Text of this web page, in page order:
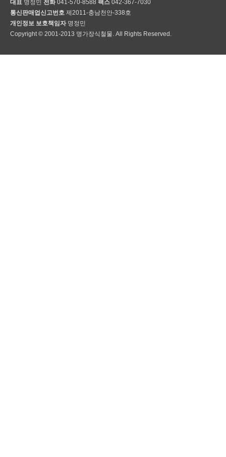
대표 명정민 전화 041-570-8588 팩스 042-367-7030
통신판매업신고번호 제2011-충남천안-338호
개인정보 보호책임자 명정민
Copyright © 2001-2013 명가장식철물. All Rights Reserved.